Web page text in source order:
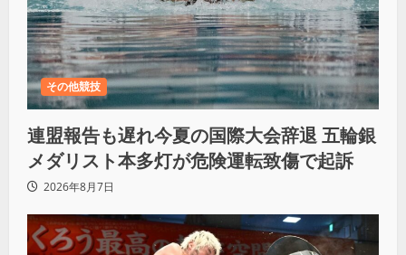
その他競技
連盟報告も遅れ今夏の国際大会辞退 五輪銀
メダリスト本多灯が危険運転致傷で起訴
2026年8月7日